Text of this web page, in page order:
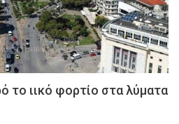
το ιικό φορτίο στα λύματα